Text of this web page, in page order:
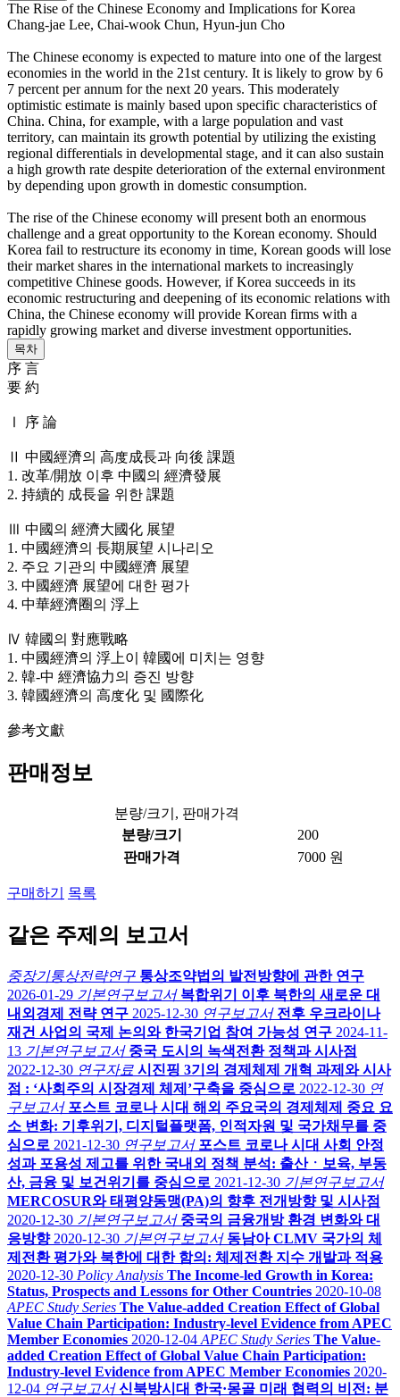
The Rise of the Chinese Economy and Implications for Korea
Chang-jae Lee, Chai-wook Chun, Hyun-jun Cho
The Chinese economy is expected to mature into one of the largest
economies in the world in the 21st century. It is likely to grow by 6
7 percent per annum for the next 20 years. This moderately
optimistic estimate is mainly based upon specific characteristics of
China. China, for example, with a large population and vast
territory, can maintain its growth potential by utilizing the existing
regional differentials in developmental stage, and it can also sustain
a high growth rate despite deterioration of the external environment
by depending upon growth in domestic consumption.
The rise of the Chinese economy will present both an enormous
challenge and a great opportunity to the Korean economy. Should
Korea fail to restructure its economy in time, Korean goods will lose
their market shares in the international markets to increasingly
competitive Chinese goods. However, if Korea succeeds in its
economic restructuring and deepening of its economic relations with
China, the Chinese economy will provide Korean firms with a
rapidly growing market and diverse investment opportunities.
목차
序 言
要 約
Ⅰ 序 論
Ⅱ 中國經濟의 高度成長과 向後 課題
1. 改革/開放 이후 中國의 經濟發展
2. 持續的 成長을 위한 課題
Ⅲ 中國의 經濟大國化 展望
1. 中國經濟의 長期展望 시나리오
2. 주요 기관의 中國經濟 展望
3. 中國經濟 展望에 대한 평가
4. 中華經濟圈의 浮上
Ⅳ 韓國의 對應戰略
1. 中國經濟의 浮上이 韓國에 미치는 영향
2. 韓-中 經濟協力의 증진 방향
3. 韓國經濟의 高度化 및 國際化
參考文獻
판매정보
분량/크기, 판매가격
분량/크기
200
판매가격
7000 원
구매하기 목록
같은 주제의 보고서
중장기통상전략연구 통상조약법의 발전방향에 관한 연구
2026-01-29 기본연구보고서 복합위기 이후 북한의 새로운 대
내외경제 전략 연구 2025-12-30 연구보고서 전후 우크라이나
재건 사업의 국제 논의와 한국기업 참여 가능성 연구 2024-11-
13 기본연구보고서 중국 도시의 녹색전환 정책과 시사점
2022-12-30 연구자료 시진핑 3기의 경제체제 개혁 과제와 시사
점 : ‘사회주의 시장경제 체제’구축을 중심으로 2022-12-30 연
구보고서 포스트 코로나 시대 해외 주요국의 경제체제 중요 요
소 변화: 기후위기, 디지털플랫폼, 인적자원 및 국가채무를 중
심으로 2021-12-30 연구보고서 포스트 코로나 시대 사회 안정
성과 포용성 제고를 위한 국내외 정책 분석: 출산ㆍ보육, 부동
산, 금융 및 보건위기를 중심으로 2021-12-30 기본연구보고서
MERCOSUR와 태평양동맹(PA)의 향후 전개방향 및 시사점
2020-12-30 기본연구보고서 중국의 금융개방 환경 변화와 대
응방향 2020-12-30 기본연구보고서 동남아 CLMV 국가의 체
제전환 평가와 북한에 대한 함의: 체제전환 지수 개발과 적용
2020-12-30 Policy Analysis The Income-led Growth in Korea:
Status, Prospects and Lessons for Other Countries 2020-10-08
APEC Study Series The Value-added Creation Effect of Global
Value Chain Participation: Industry-level Evidence from APEC
Member Economies 2020-12-04 APEC Study Series The Value-
added Creation Effect of Global Value Chain Participation:
Industry-level Evidence from APEC Member Economies 2020-
12-04 연구보고서 신북방시대 한국·몽골 미래 협력의 비전: 분